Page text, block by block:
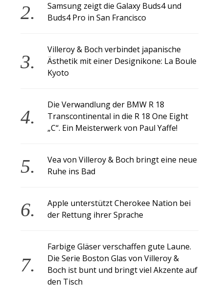
Samsung zeigt die Galaxy Buds4 und
Buds4 Pro in San Francisco
Villeroy & Boch verbindet japanische
Ästhetik mit einer Designikone: La Boule
Kyoto
Die Verwandlung der BMW R 18
Transcontinental in die R 18 One Eight
„C“. Ein Meisterwerk von Paul Yaffe!
Vea von Villeroy & Boch bringt eine neue
Ruhe ins Bad
Apple unterstützt Cherokee Nation bei
der Rettung ihrer Sprache
Farbige Gläser verschaffen gute Laune.
Die Serie Boston Glas von Villeroy &
Boch ist bunt und bringt viel Akzente auf
den Tisch